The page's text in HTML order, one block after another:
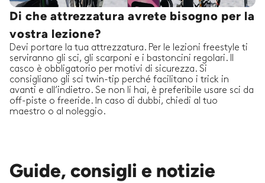
Di che attrezzatura avrete bisogno per la
vostra lezione?
Devi portare la tua attrezzatura. Per le lezioni freestyle ti
serviranno gli sci, gli scarponi e i bastoncini regolari. Il
casco è obbligatorio per motivi di sicurezza. Si
consigliano gli sci twin-tip perché facilitano i trick in
avanti e all’indietro. Se non li hai, è preferibile usare sci da
off-piste o freeride. In caso di dubbi, chiedi al tuo
maestro o al noleggio.
Guide, consigli e notizie